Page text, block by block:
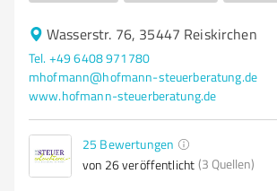
Wasserstr. 76, 35447 Reiskirchen
Tel. +49 6408 971780
mhofmann@hofmann-steuerberatung.de
www.hofmann-steuerberatung.de
25 Bewertungen
von 26 veröffentlicht (3 Quellen)